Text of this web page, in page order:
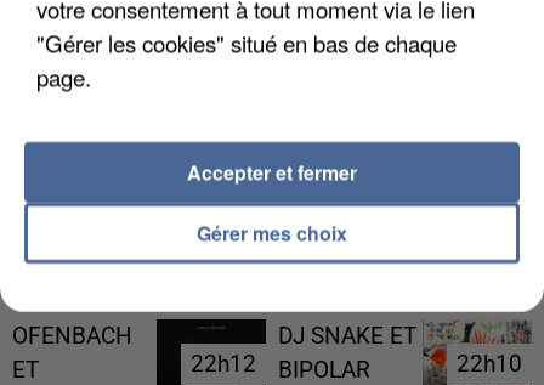
COULÉE DE BOUE EN HAUTE-SAVOIE
RÉCEMMENT DIFFUSÉ
OFENBACH
ET
22h12
22h12
DJ SNAKE ET
BIPOLAR
22h10
22h10
votre consentement à tout moment via le lien
"Gérer les cookies" situé en bas de chaque
page.
Gérer mes choix
Accepter et fermer